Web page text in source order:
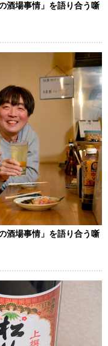
酒場事情」を語り合う噺
酒場事情」を語り合う噺